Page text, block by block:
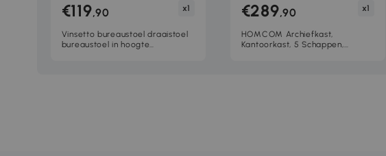
€119,90 x1
Vinsetto bureaustoel draaistoel
bureaustoel in hoogte
€289,90 x1
HOMCOM Archiefkast,
Kantoorkast, 5 Schappen,